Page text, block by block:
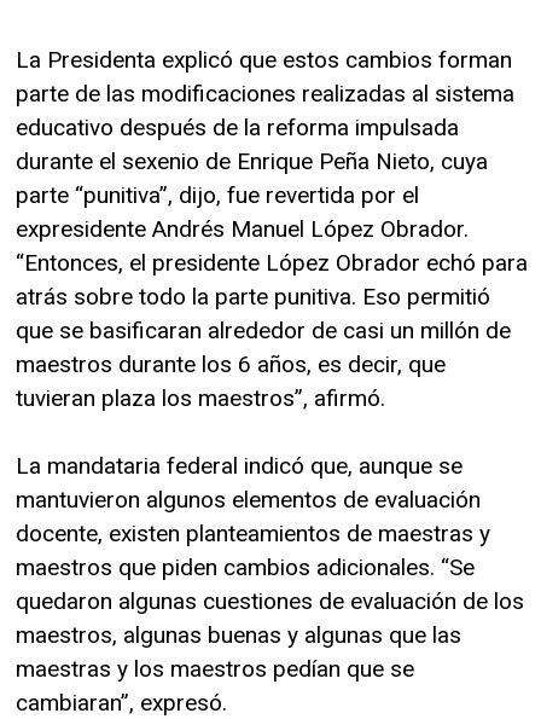
La Presidenta explicó que estos cambios forman
parte de las modificaciones realizadas al sistema
educativo después de la reforma impulsada
durante el sexenio de Enrique Peña Nieto, cuya
parte “punitiva”, dijo, fue revertida por el
expresidente Andrés Manuel López Obrador.
“Entonces, el presidente López Obrador echó para
atrás sobre todo la parte punitiva. Eso permitió
que se basificaran alrededor de casi un millón de
maestros durante los 6 años, es decir, que
tuvieran plaza los maestros”, afirmó.
La mandataria federal indicó que, aunque se
mantuvieron algunos elementos de evaluación
docente, existen planteamientos de maestras y
maestros que piden cambios adicionales. “Se
quedaron algunas cuestiones de evaluación de los
maestros, algunas buenas y algunas que las
maestras y los maestros pedían que se
cambiaran”, expresó.